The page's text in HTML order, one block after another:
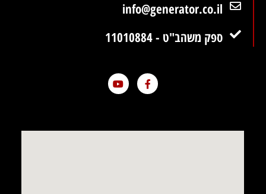
info@generator.co.il
ספק משהב"ט - 11010884